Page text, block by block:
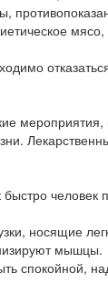
мероприятия,
носящие
мышцы.
спокойной,